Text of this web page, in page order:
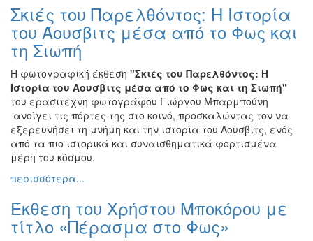
Παζάρι
Ειδών
Συνέδρια
Ημερίδες
-
Διημερίδες
Σεμινάρια-
Διαλέξεις-
Ομιλίες
Διάφορες
Εκδηλώσεις
για
Σκιές του Παρελθόντος: Η Ιστορία
του Άουσβιτς μέσα από το Φως και
τη Σιωπή
Η φωτογραφική έκθεση "Σκιές του Παρελθόντος: Η
Ιστορία του Άουσβιτς μέσα από το Φως και τη Σιωπή"
του ερασιτέχνη φωτογράφου Γιώργου Μπαρμπούνη
ανοίγει τις πόρτες της στο κοινό, προσκαλώντας τον να
εξερευνήσει τη μνήμη και την ιστορία του Άουσβιτς, ενός
από τα πιο ιστορικά και συναισθηματικά φορτισμένα
μέρη του κόσμου.
περισσότερα...
Έκθεση του Χρήστου Μποκόρου με
τίτλο «Πέρασμα στο Φως»